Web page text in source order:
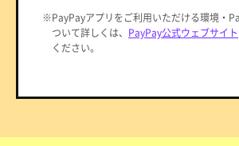
※PayPayアプリをご利用いただける環境・
ついて詳しくは、 PayPay公式ウェブサイト
ください。